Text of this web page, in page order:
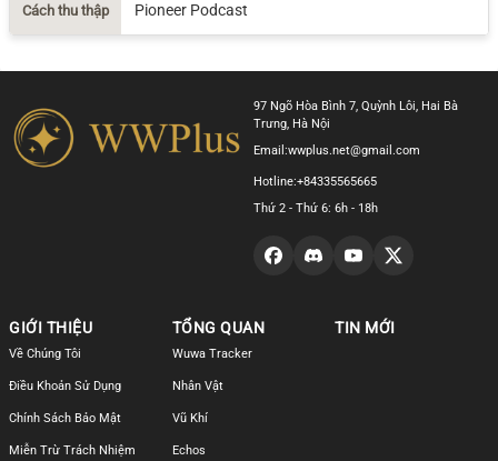
Cách thu thập Pioneer Podcast
97 Ngõ Hòa Bình 7, Quỳnh Lôi, Hai Bà
Trưng, Hà Nội
Email:wwplus.net@gmail.com
Hotline:+84335565665
Thứ 2 - Thứ 6: 6h - 18h
GIỚI THIỆU
Về Chúng Tôi
Điều Khoản Sử Dụng
Chính Sách Bảo Mật
Miễn Trừ Trách Nhiệm
TỔNG QUAN
Wuwa Tracker
Nhân Vật
Vũ Khí
Echos
TIN MỚI